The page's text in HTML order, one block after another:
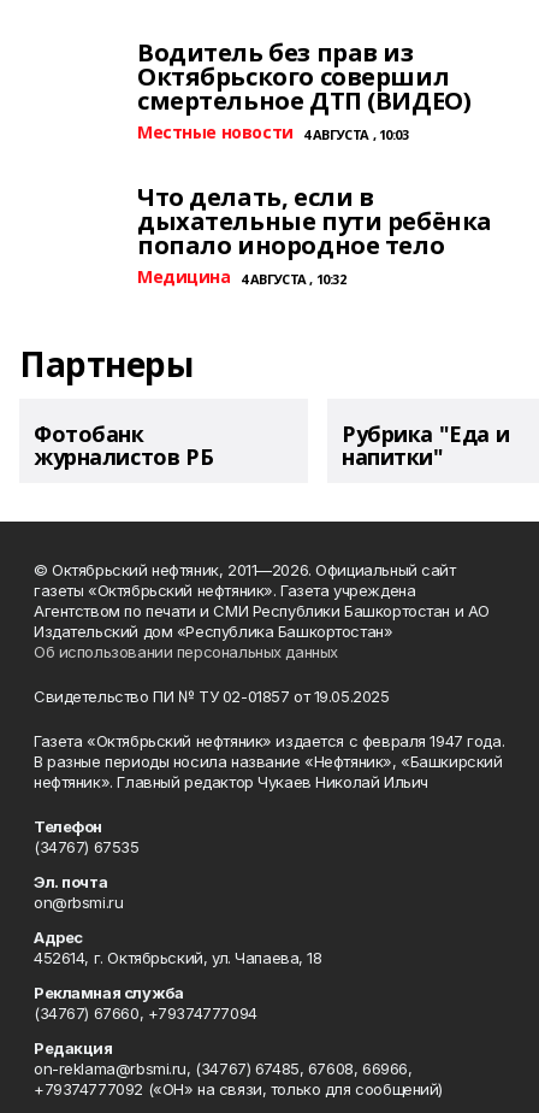
Водитель без прав из
Октябрьского совершил
смертельное ДТП (ВИДЕО)
Местные новости 4 АВГУСТА , 10:03
Что делать, если в
дыхательные пути ребёнка
попало инородное тело
Медицина 4 АВГУСТА , 10:32
Партнеры
Фотобанк
журналистов РБ
Рубрика "Еда и
напитки"
© Октябрьский нефтяник, 2011—2026. Официальный сайт
газеты «Октябрьский нефтяник». Газета учреждена
Агентством по печати и СМИ Республики Башкортостан и АО
Издательский дом «Республика Башкортостан»
Об использовании персональных данных
Свидетельство ПИ № ТУ 02-01857 от 19.05.2025
Газета «Октябрьский нефтяник» издается с февраля 1947 года.
В разные периоды носила название «Нефтяник», «Башкирский
нефтяник». Главный редактор Чукаев Николай Ильич
Телефон
(34767) 67535
Эл. почта
on@rbsmi.ru
Адрес
452614, г. Октябрьский, ул. Чапаева, 18
Рекламная служба
(34767) 67660, +79374777094
Редакция
on-reklama@rbsmi.ru, (34767) 67485, 67608, 66966,
+79374777092 («ОН» на связи, только для сообщений)